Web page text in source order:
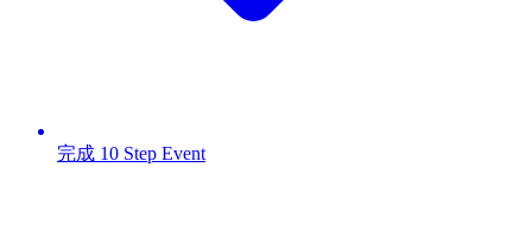
完成 10 Step Event